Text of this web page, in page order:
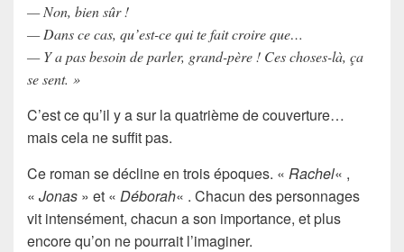
— Non, bien sûr !
— Dans ce cas, qu’est-ce qui te fait croire que…
— Y a pas besoin de parler, grand-père ! Ces choses-là, ça
se sent. »
C’est ce qu’il y a sur laquatrième de couverture…
mais cela ne suffit pas.
Ce roman se décline en trois époques. « Rachel« ,
« Jonas » et « Déborah« . Chacun des personnages
vit intensément, chacun a son importance, et plus
encore qu’on ne pourrait l’imaginer.